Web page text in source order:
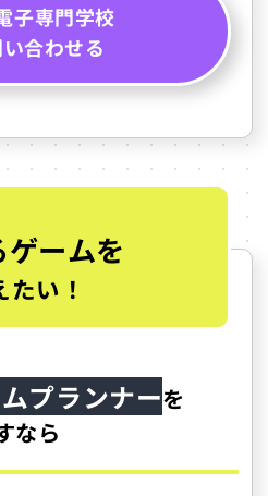
子専門学校
合わせる
ームを
たい！
プランナーを
なら